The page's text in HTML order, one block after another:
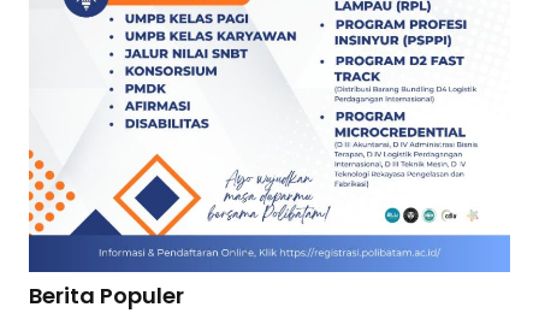
Berita Populer